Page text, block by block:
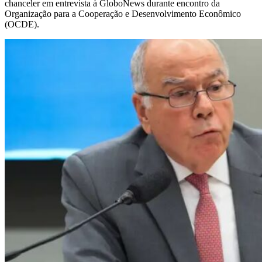
chanceler em entrevista à GloboNews durante encontro da
Organização para a Cooperação e Desenvolvimento Econômico
(OCDE).